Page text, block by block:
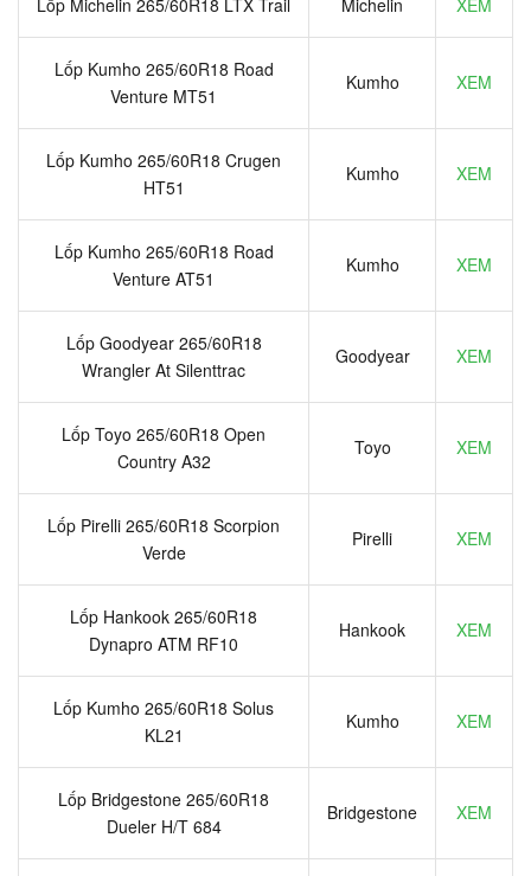
Lốp Kumho 265/60R18 Road
Venture MT51
Kumho XEM
Lốp Kumho 265/60R18 Crugen
HT51
Kumho XEM
Lốp Kumho 265/60R18 Road
Venture AT51
Kumho XEM
Lốp Goodyear 265/60R18
Wrangler At Silenttrac
Goodyear XEM
Lốp Toyo 265/60R18 Open
Country A32
Toyo XEM
Lốp Pirelli 265/60R18 Scorpion
Verde
Pirelli XEM
Lốp Hankook 265/60R18
Dynapro ATM RF10
Hankook XEM
Lốp Kumho 265/60R18 Solus
KL21
Kumho XEM
Lốp Bridgestone 265/60R18
Dueler H/T 684
Bridgestone XEM